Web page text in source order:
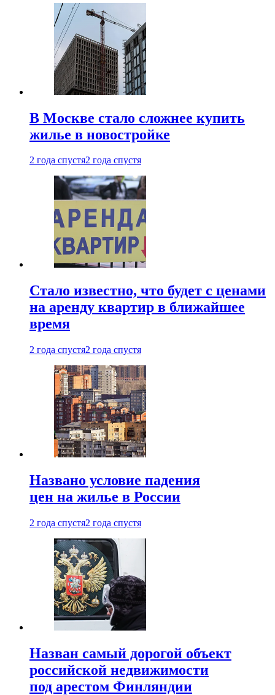
В Москве стало сложнее купить
жилье в новостройке
2 года спустя2 года спустя
Стало известно, что будет с ценами
на аренду квартир в ближайшее
время
2 года спустя2 года спустя
Названо условие падения
цен на жилье в России
2 года спустя2 года спустя
Назван самый дорогой объект
российской недвижимости
под арестом Финляндии